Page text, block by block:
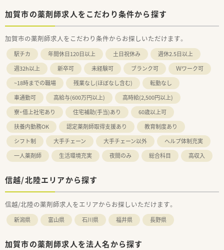
加賀市の薬剤師求人をこだわり条件から探す
加賀市の薬剤師求人をこだわり条件からお探しいただけます。
駅チカ 年間休日120日以上 土日祝休み
週休2.5日以上
週32h以上
新卒可 未経験可 ブランク可
Ｗワーク可
~18時までの職場
残業なし(ほぼなし含む)
転勤なし
車通勤可
高給与(600万円以上)
高時給(2,500円以上)
寮・借上社宅あり
住宅補助(手当)あり
60歳以上可
扶養内勤務OK
認定薬剤師取得支援あり
教育制度あり
シフト制
大手チェーン 大手チェーン以外
ヘルプ体制充実
一人薬剤師
生活環境充実 夜間のみ 総合科目 高収入
信越/北陸エリアから探す
信越/北陸の薬剤師求人をエリアからお探しいただけます。
新潟県 富山県 石川県 福井県 長野県
加賀市の薬剤師求人を法人名から探す